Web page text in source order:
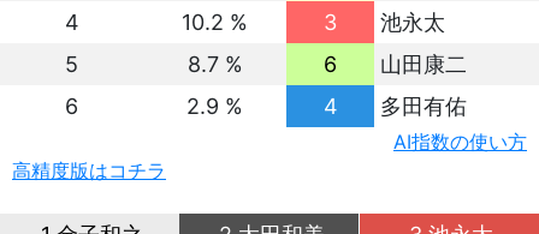
4
10.2 % 3
池永太
5
8.7 % 6
山田康二
6
2.9 % 4 多田有佑
AI指数の使い方
高精度版はコチラ